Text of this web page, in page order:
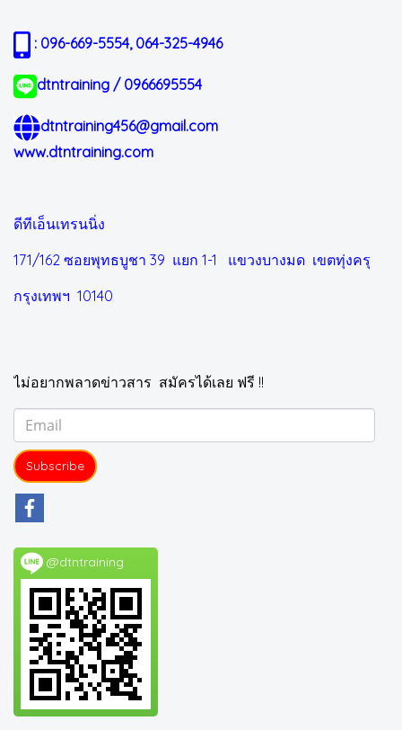
: 096-669-5554, 064-325-4946
dtntraining / 0966695554
dtntraining456@gmail.com
www.dtntraining.com
ดีทีเอ็นเทรนนิ่ง
171/162 ซอยพุทธบูชา 39 แยก 1-1 แขวงบางมด เขตทุ่งครุ
กรุงเทพฯ 10140
ไม่อยากพลาดข่าวสาร สมัครได้เลย ฟรี !!
Subscribe
@dtntraining